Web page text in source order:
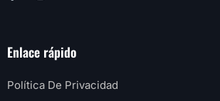
Enlace rápido
Política De Privacidad